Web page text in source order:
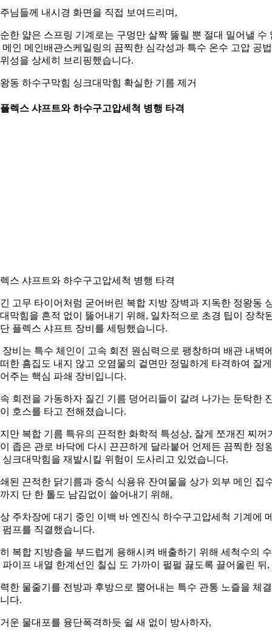
님들께 내시경 화면을 직접 보여드리며,
한 얇은 스프링 기계로는 구멍만 살짝 뚫릴 뿐 절대 밀어낼 수
메인 메인배관스케일링의 끔찍한 심각성과 특수 온수 고압 공
성을 상세히 브리핑했습니다.
동 하수구막힘 싱크대막힘 확실한 기름 제거
렉스 샤프트와 하수구고압세척 병행 타격
스 샤프트와 하수구고압세척 병행 타격
고무 타이어처럼 굳어버린 복합 지방 장벽과 지독한 정왕동
막힘을 흔적 없이 뚫어내기 위해, 일차적으로 초경 팁이 장착
플렉스 샤프트 장비를 세팅했습니다.
장비는 특수 체인이 고속 회전 원심력으로 팽창하며 배관 내벽
한 흠집도 내지 않고 오염물의 겉면만 정밀하게 타격하여 잘게
주는 핵심 파쇄 장비입니다.
회전을 가동하자 질긴 기름 덩어리들이 갈려 나가는 둔탁한
호스를 타고 전해졌습니다.
만 복합 기름 특유의 끈적한 화학적 특성상, 잘게 쪼개진 찌꺼
좁은 관로 바닥에 다시 끈끈하게 달라붙어 언제든 끔찍한 정
싱크대막힘을 재발시킬 위험이 도사리고 있었습니다.
된 끈적한 닭기름과 중식 식용유 잔여물을 상가 외부 메인 집
지 단 한 톨도 남김없이 쓸어내기 위해,
주차장에 대기 중인 이백 바 엔진식 하수구고압세척 기계에
펌프를 직결했습니다.
복합 지방층을 부드럽게 용해시켜 배출하기 위해 세척수의
파이프 내열 한계선인 칠십 도 가까이 펄펄 끓도록 끌어올린 뒤,
한 물줄기를 전방과 후방으로 뿜어내는 특수 관통 노즐을 체
다.
운 물대포를 융단폭격하듯 쉴 새 없이 방사하자,